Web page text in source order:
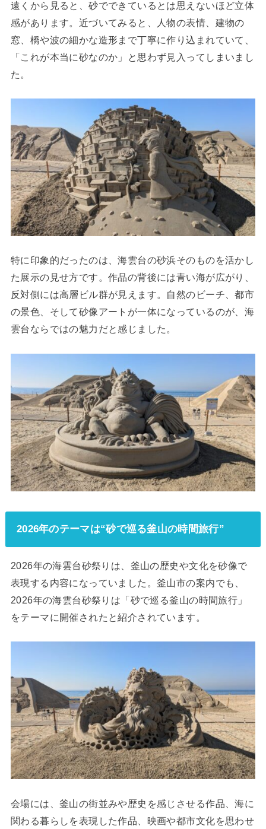
遠くから見ると、砂でできているとは思えないほど立体
感があります。近づいてみると、人物の表情、建物の
窓、橋や波の細かな造形まで丁寧に作り込まれていて、
「これが本当に砂なのか」と思わず見入ってしまいまし
た。
特に印象的だったのは、海雲台の砂浜そのものを活かし
た展示の見せ方です。作品の背後には青い海が広がり、
反対側には高層ビル群が見えます。自然のビーチ、都市
の景色、そして砂像アートが一体になっているのが、海
雲台ならではの魅力だと感じました。
2026年のテーマは“砂で巡る釜山の時間旅行”
2026年の海雲台砂祭りは、釜山の歴史や文化を砂像で
表現する内容になっていました。釜山市の案内でも、
2026年の海雲台砂祭りは「砂で巡る釜山の時間旅行」
をテーマに開催されたと紹介されています。
会場には、釜山の街並みや歴史を感じさせる作品、海に
関わる暮らしを表現した作品、映画や都市文化を思わせ